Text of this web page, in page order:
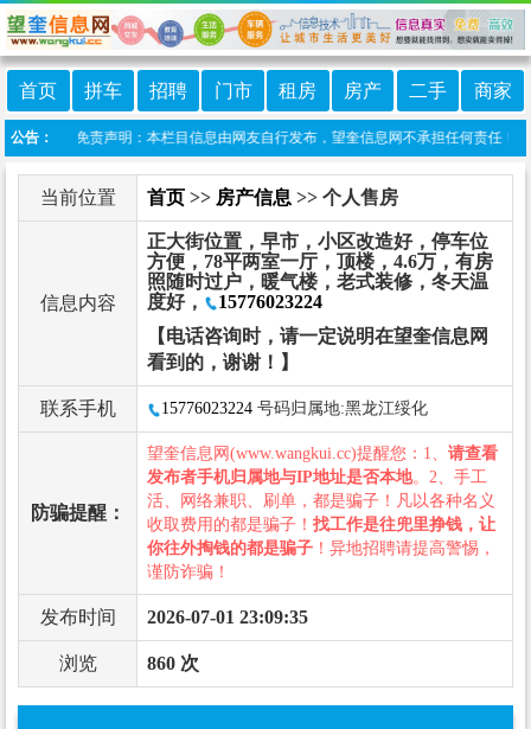
首页 拼车 招聘 门市 租房 房产 二手 商家
公告：
信息港 免责声明：本栏目信息由网友自行发布，望奎信息网不承担任何责任！
当前位置 首页 >> 房产信息 >> 个人售房
信息内容
正大街位置，早市，小区改造好，停车位
方便，78平两室一厅，顶楼，4.6万，有房
照随时过户，暖气楼，老式装修，冬天温
度好，
15776023224
【电话咨询时，请一定说明在望奎信息网
看到的，谢谢！】
联系手机 15776023224 号码归属地:黑龙江绥化
防骗提醒：
望奎信息网(www.wangkui.cc)提醒您：1、 请查看
发布者手机归属地与IP地址是否本地。2、手工
活、网络兼职、刷单，都是骗子！凡以各种名义
收取费用的都是骗子！ 找工作是往兜里挣钱，让
你往外掏钱的都是骗子 ！异地招聘请提高警惕，
谨防诈骗！
发布时间 2026-07-01 23:09:35
浏览 860 次